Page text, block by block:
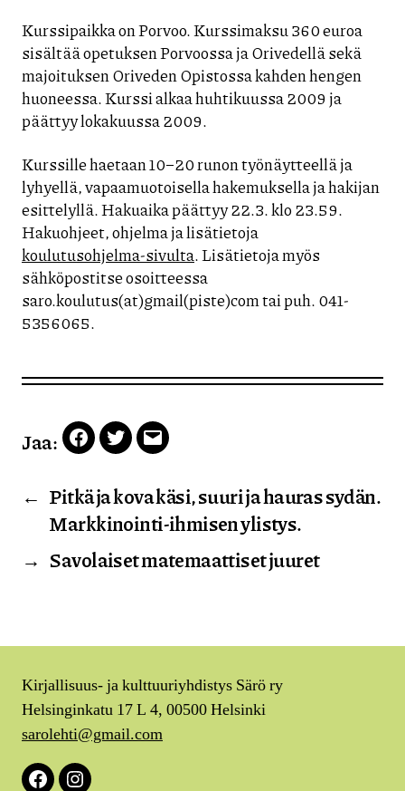
Kurssipaikka on Porvoo. Kurssimaksu 360 euroa
sisältää opetuksen Porvoossa ja Orivedellä sekä
majoituksen Oriveden Opistossa kahden hengen
huoneessa. Kurssi alkaa huhtikuussa 2009 ja
päättyy lokakuussa 2009.
Kurssille haetaan 10–20 runon työnäytteellä ja
lyhyellä, vapaamuotoisella hakemuksella ja hakijan
esittelyllä. Hakuaika päättyy 22.3. klo 23.59.
Hakuohjeet, ohjelma ja lisätietoja
koulutusohjelma-sivulta. Lisätietoja myös
sähköpostitse osoitteessa
saro.koulutus(at)gmail(piste)com tai puh. 041-
5356065.
Jaa: Facebook
TwitterEmail
← Pitkä ja kova käsi, suuri ja hauras sydän.
Markkinointi-ihmisen ylistys.
→ Savolaiset matemaattiset juuret
Kirjallisuus- ja kulttuuriyhdistys Särö ry
Helsinginkatu 17 L 4, 00500 Helsinki
sarolehti@gmail.com